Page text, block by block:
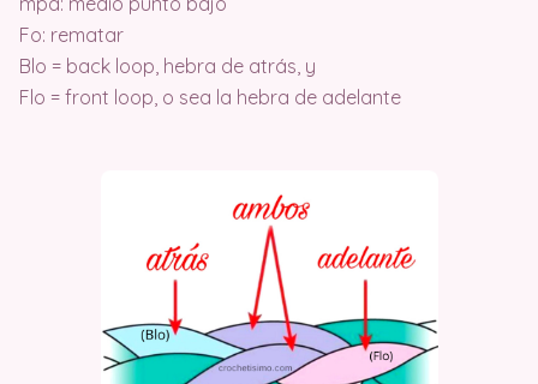
Fo: rematar
Blo = back loop, hebra de atrás, y
Flo = front loop, o sea la hebra de adelante